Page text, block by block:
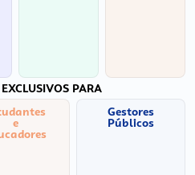
PARA
e
Gestores
Públicos